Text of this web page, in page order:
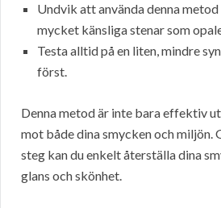
Undvik att använda denna
mycket känsliga stenar som
Testa alltid på en liten, mindre
först.
Denna metod är inte bara effektiv
mot både dina smycken och miljön.
steg kan du enkelt återställa dina
glans och skönhet.